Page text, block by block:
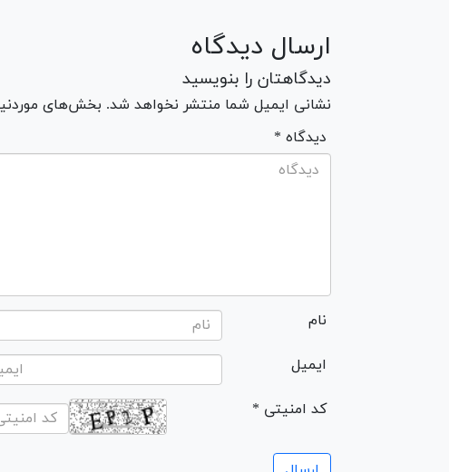
ارسال دیدگاه
دیدگاهتان را بنویسید
نشانی ایمیل شما منتشر نخواهد شد. بخش‌های
* دیدگاه
نام
ایمیل
* کد امنیتی